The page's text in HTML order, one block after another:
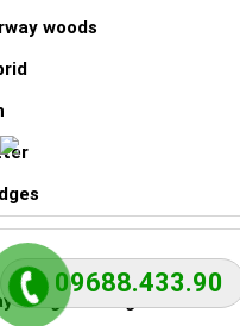
09688.433.90
woods
XÁCH TAY
bóng đá hãng adidas